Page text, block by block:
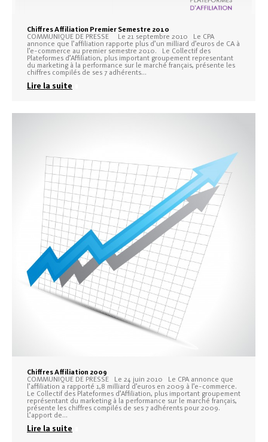
Chiffres Affiliation Premier Semestre 2010
COMMUNIQUE DE PRESSE Le 21 septembre 2010 Le CPA
annonce que l’affiliation rapporte plus d’un milliard d’euros de CA à
l’e-commerce au premier semestre 2010. Le Collectif des
Plateformes d’Affiliation, plus important groupement representant
du marketing à la performance sur le marché français, présente les
chiffres compilés de ses 7 adhérents…
Lire la suite
Chiffres Affiliation 2009
COMMUNIQUE DE PRESSE Le 24 juin 2010 Le CPA annonce que
l’affiliation a rapporté 1,8 milliard d’euros en 2009 à l’e-commerce.
Le Collectif des Plateformes d’Affiliation, plus important groupement
représentant du marketing à la performance sur le marché français,
présente les chiffres compilés de ses 7 adhérents pour 2009.
L’apport de…
Lire la suite